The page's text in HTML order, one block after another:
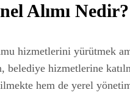
Alımı Nedir?
hizmetlerini yürütmek
hizmetlerine
hem de yerel